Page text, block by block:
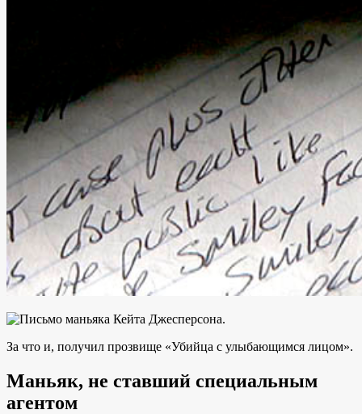
За что и, получил прозвище «Убийца с улыбающимся лицом».
Маньяк, не ставший специальным
агентом